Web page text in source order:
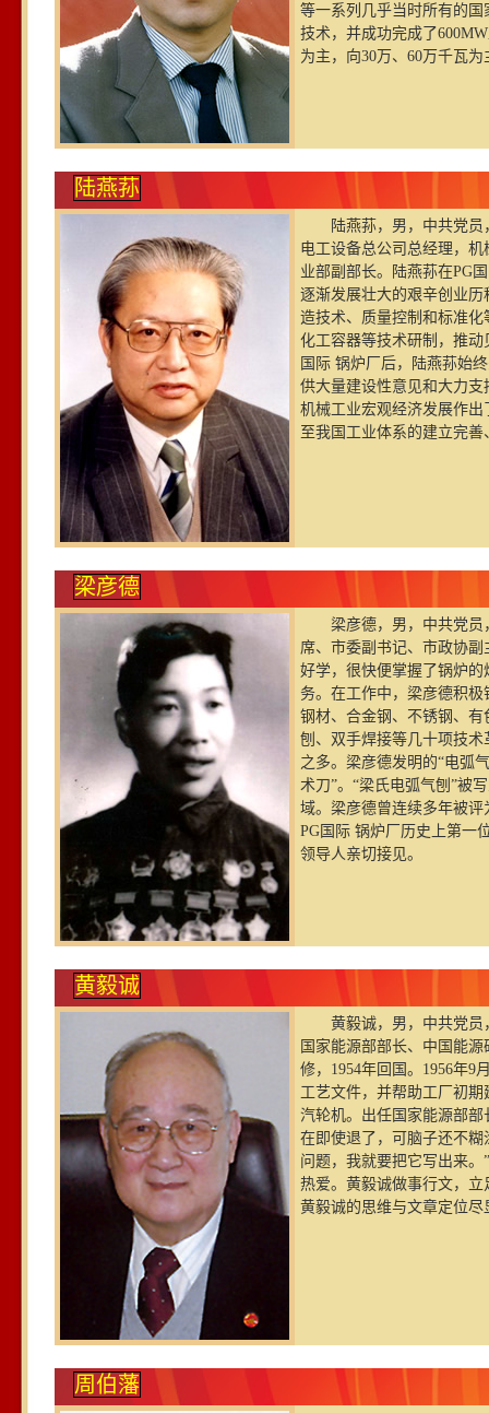
等一系列几乎当时所有的
技术，并成功完成了
为主，向30万、60万千瓦
陆燕荪
陆燕荪，男，中共党员
电工设备总公司总经理，
业部副部长。陆燕荪在PG
逐渐发展壮大的艰辛创业
造技术、质量控制和标准
化工容器等技术研制，推动
国际 锅炉厂后，陆燕荪始
供大量建设性意见和大力
机械工业宏观经济发展作
至我国工业体系的建立完
梁彦德
梁彦德，男，中共党员
席、市委副书记、市政协
好学，很快便掌握了锅炉的
务。在工作中，梁彦德积
钢材、合金钢、不锈钢、
刨、双手焊接等几十项技
之多。梁彦德发明的“电弧
术刀”。“梁氏电弧气刨”被
域。梁彦德曾连续多年被评
PG国际 锅炉厂历史上第一
领导人亲切接见。
黄毅诚
黄毅诚，男，中共党员
国家能源部部长、中国能
修，1954年回国。1956年9
工艺文件，并帮助工厂初
汽轮机。出任国家能源部部
在即使退了，可脑子还不
问题，我就要把它写出来
热爱。黄毅诚做事行文，
黄毅诚的思维与文章定位尽
周伯藩